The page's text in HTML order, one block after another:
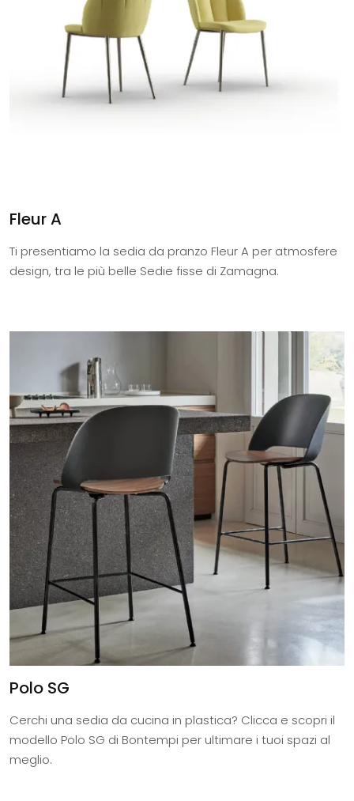
Fleur A
Ti presentiamo la sedia da pranzo Fleur A per atmosfere
design, tra le più belle Sedie fisse di Zamagna.
Polo SG
Cerchi una sedia da cucina in plastica? Clicca e scopri il
modello Polo SG di Bontempi per ultimare i tuoi spazi al
meglio.